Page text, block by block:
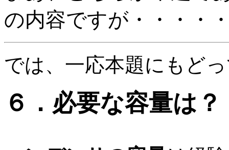
の内容ですが・・・・
では、一応本題にもど
６．必要な容量は？